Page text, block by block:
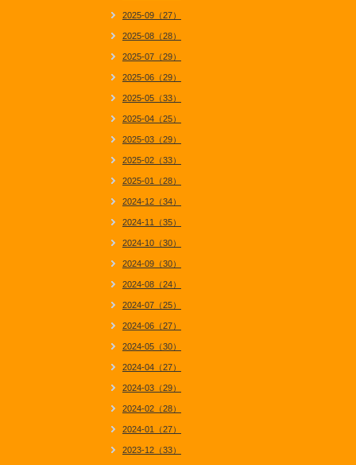
2025-09（27）
2025-08（28）
2025-07（29）
2025-06（29）
2025-05（33）
2025-04（25）
2025-03（29）
2025-02（33）
2025-01（28）
2024-12（34）
2024-11（35）
2024-10（30）
2024-09（30）
2024-08（24）
2024-07（25）
2024-06（27）
2024-05（30）
2024-04（27）
2024-03（29）
2024-02（28）
2024-01（27）
2023-12（33）